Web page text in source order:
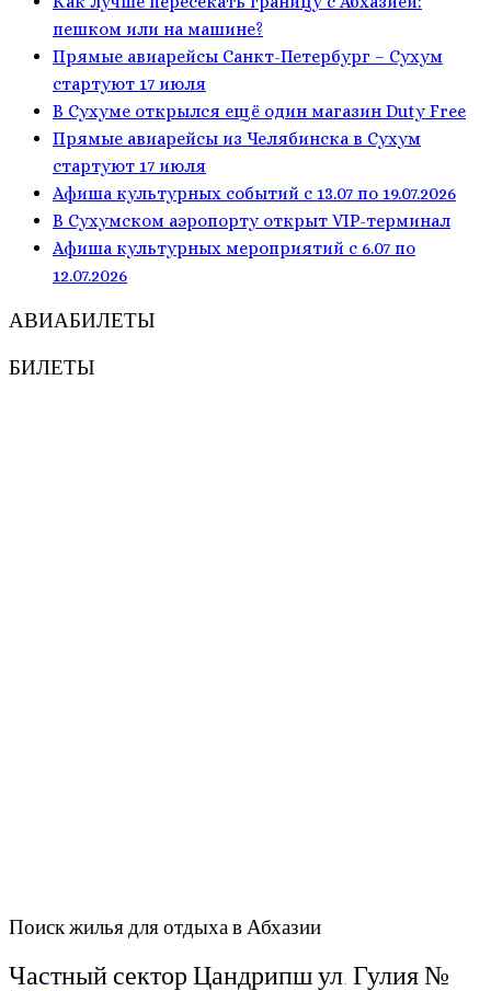
пешком или на машине?
Прямые авиарейсы Санкт-Петербург – Сухум
стартуют 17 июля
В Сухуме открылся ещё один магазин Duty Free
Прямые авиарейсы из Челябинска в Сухум
стартуют 17 июля
Афиша культурных событий с 13.07 по 19.07.2026
В Сухумском аэропорту открыт VIP-терминал
Афиша культурных мероприятий с 6.07 по
12.07.2026
АВИАБИЛЕТЫ
БИЛЕТЫ
Поиск жилья для отдыха в Абхазии
Частный сектор Цандрипш ул. Гулия №